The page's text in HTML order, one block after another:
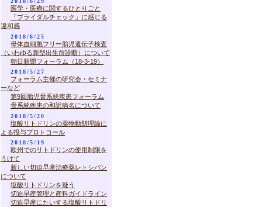
医学・医療に関するひとりごと
「ブライダルチェック」に感じる
違和感
2018/6/25
母体血細胞フリー胎児遺伝子検査
（いわゆる新型出生前診断）について
朝日新聞フォーラム（18-3-19）
2018/5/27
フォーラム主催の研究会・セミナ
ーなど
第9回胎児骨系統疾患フォーラム
骨系統疾患の和訳病名について
2018/5/20
塩酸リトドリンの薬物動態理論に
よる投与プロトコール
2018/5/19
欧州でのリトドリンの使用制限を
うけて
新しい切迫早産治療薬レトシバン
について
塩酸リトドリンを疑う
切迫早産管理と産科ガイドライン
切迫早産にたいする塩酸リトドリ